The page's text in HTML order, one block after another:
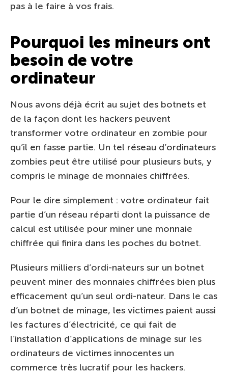
pas à le faire à vos frais.
Pourquoi les mineurs ont
besoin de votre
ordinateur
Nous avons déjà écrit au sujet des botnets et
de la façon dont les hackers peuvent
transformer votre ordinateur en zombie pour
qu’il en fasse partie. Un tel réseau d’ordinateurs
zombies peut être utilisé pour plusieurs buts, y
compris le minage de monnaies chiffrées.
Pour le dire simplement : votre ordinateur fait
partie d’un réseau réparti dont la puissance de
calcul est utilisée pour miner une monnaie
chiffrée qui finira dans les poches du botnet.
Plusieurs milliers d’ordi-nateurs sur un botnet
peuvent miner des monnaies chiffrées bien plus
efficacement qu’un seul ordi-nateur. Dans le cas
d’un botnet de minage, les victimes paient aussi
les factures d’électricité, ce qui fait de
l’installation d’applications de minage sur les
ordinateurs de victimes innocentes un
commerce très lucratif pour les hackers.